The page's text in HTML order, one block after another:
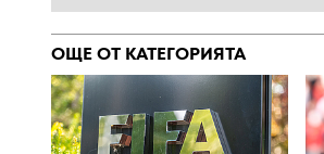
ОЩЕ ОТ КАТЕГОРИЯТА